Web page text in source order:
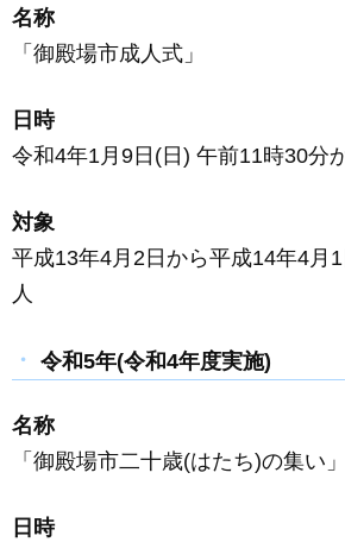
名称
「御殿場市成人式」
日時
令和4年1月9日(日) 午前11時30分
対象
平成13年4月2日から平成14年4月
人
令和5年(令和4年度実施)
名称
「御殿場市二十歳(はたち)の集い」
日時